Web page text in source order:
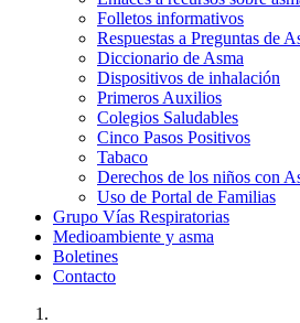
Folletos informativos
Respuestas a Preguntas de
Diccionario de Asma
Dispositivos de inhalación
Primeros Auxilios
Colegios Saludables
Cinco Pasos Positivos
Tabaco
Derechos de los niños con
Uso de Portal de Familias
Grupo Vías Respiratorias
Medioambiente y asma
Boletines
Contacto